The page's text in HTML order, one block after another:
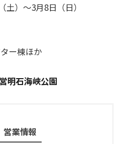
土）～3月8日（日）
ー棟ほか
明石海峡公園
営業情報